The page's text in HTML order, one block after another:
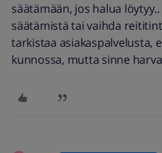
säätämään, jos halua
säätämistä tai vaihda
tarkistaa asiakaspalvelusta,
kunnossa, mutta sinne